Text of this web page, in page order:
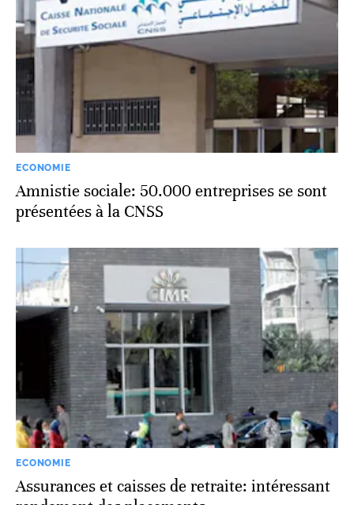
ECONOMIE
Amnistie sociale: 50.000 entreprises se sont
présentées à la CNSS
ECONOMIE
Assurances et caisses de retraite: intéressant